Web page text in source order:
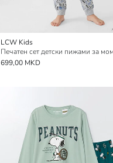
LCW Kids
Печатен сет детски пижами за
699,00 MKD